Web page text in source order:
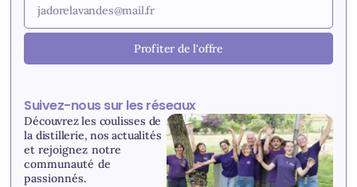
Profiter de l'offre
Suivez-nous sur les réseaux
Découvrez les coulisses de
la distillerie, nos actualités
et rejoignez notre
communauté de
passionnés.